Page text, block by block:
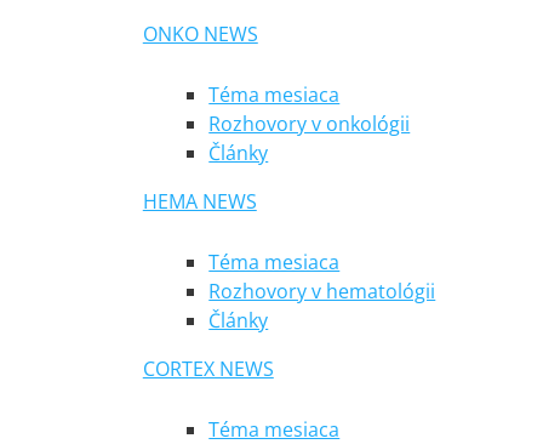
ONKO NEWS
Téma mesiaca
Rozhovory v onkológii
Články
HEMA NEWS
Téma mesiaca
Rozhovory v hematológii
Články
CORTEX NEWS
Téma mesiaca